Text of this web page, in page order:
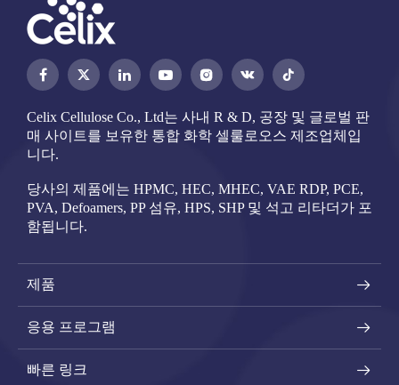
   
Celix Cellulose Co., Ltd는 사내 R & D, 공장 및 글로벌 판
매 사이트를 보유한 통합 화학 셀룰로오스 제조업체입
니다.
당사의 제품에는 HPMC, HEC, MHEC, VAE RDP, PCE,
PVA, Defoamers, PP 섬유, HPS, SHP 및 석고 리타더가 포
함됩니다.
제품
응용 프로그램
빠른 링크